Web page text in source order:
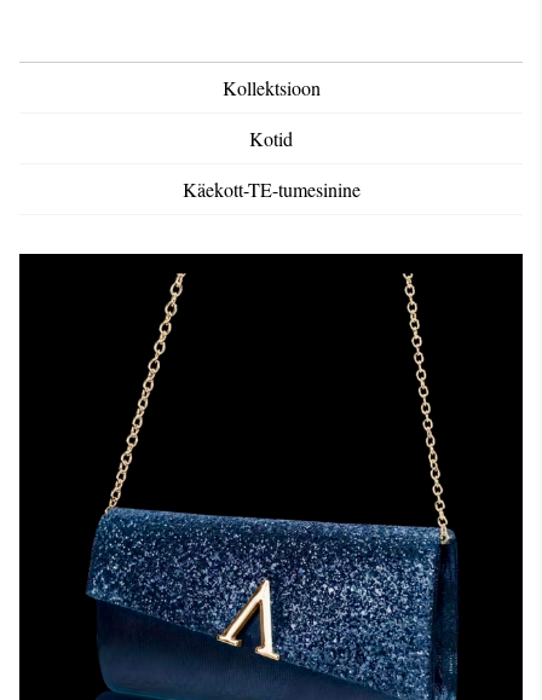
Kollektsioon
Kotid
Käekott-TE-tumesinine